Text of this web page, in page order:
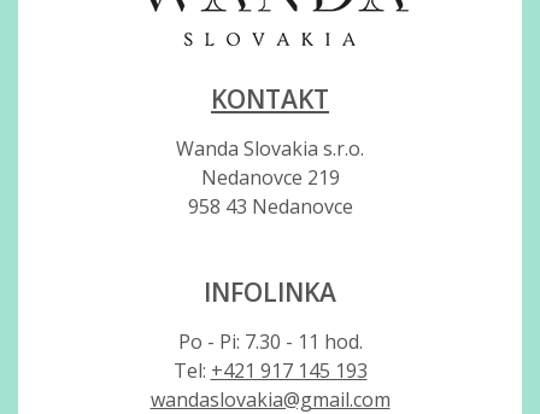
KONTAKT
Wanda Slovakia s.r.o.
Nedanovce 219
958 43 Nedanovce
INFOLINKA
Po - Pi: 7.30 - 11 hod.
Tel: +421 917 145 193
wandaslovakia@gmail.com